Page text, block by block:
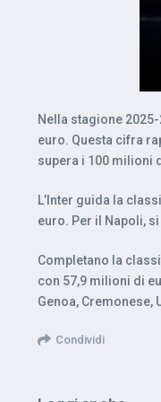
Nella stagione
euro. Questa cifra
supera i 100 milioni
L’Inter guida la
euro. Per il Napoli,
Completano la
con 57,9 milioni di
Genoa, Cremonese,
Condividi